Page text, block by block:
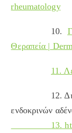
rheumatology
10.
Θεραπεία |
11.
12.
ενδοκρινών
13. https://